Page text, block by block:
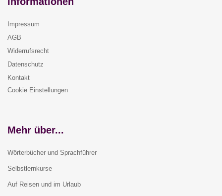
Impressum
AGB
Widerrufsrecht
Datenschutz
Kontakt
Cookie Einstellungen
Mehr über...
Wörterbücher und Sprachführer
Selbstlernkurse
Auf Reisen und im Urlaub